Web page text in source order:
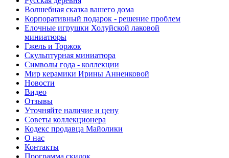
Волшебная сказка вашего дома
Корпоративный подарок - решение проблем
Елочные игрушки Холуйской лаковой
миниатюры
Гжель и Торжок
Скульптурная миниатюра
Символы года - коллекции
Мир керамики Ирины Анненковой
Новости
Видео
Отзывы
Уточняйте наличие и цену
Советы коллекционера
Кодекс продавца Майолики
О нас
Контакты
Программа скидок